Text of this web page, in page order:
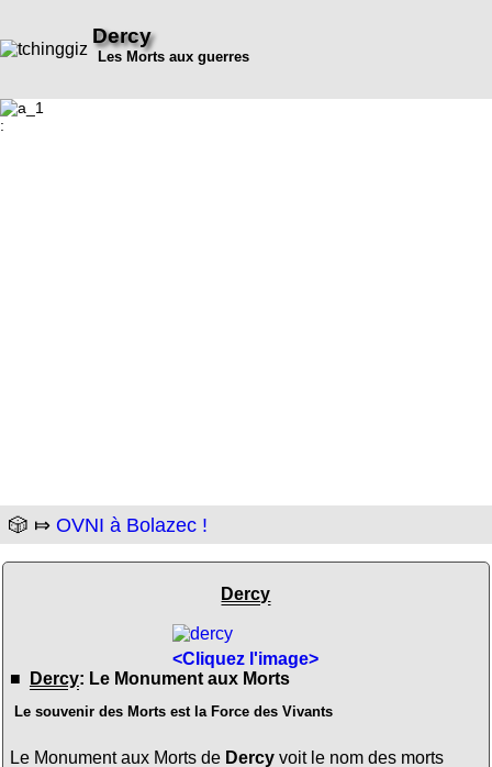
Dercy
Les Morts aux guerres
:
🎲 ⤇ OVNI à Bolazec !
Dercy
<Cliquez l'image>
■
Dercy: Le Monument aux Morts
Le souvenir des Morts est la Force des Vivants
Le Monument aux Morts de Dercyvoit le nom des morts